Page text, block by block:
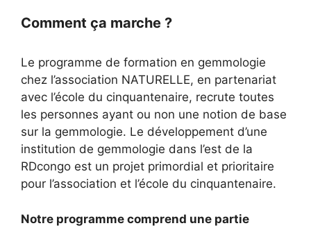
Comment ça marche ?
Le programme de formation en gemmologie
chez l’association NATURELLE, en partenariat
avec l’école du cinquantenaire, recrute toutes
les personnes ayant ou non une notion de base
sur la gemmologie. Le développement d’une
institution de gemmologie dans l’est de la
RDcongo est un projet primordial et prioritaire
pour l’association et l’école du cinquantenaire.
Notre programme comprend une partie